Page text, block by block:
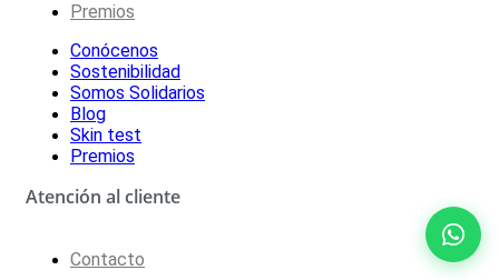
Premios
Conócenos
Sostenibilidad
Somos Solidarios
Blog
Skin test
Premios
Atención al cliente
Contacto